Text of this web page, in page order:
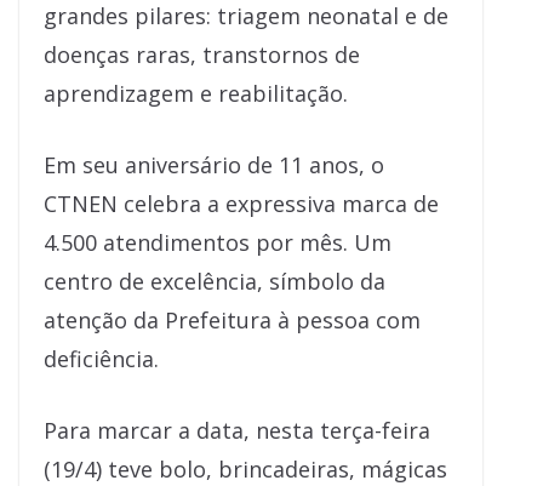
grandes pilares: triagem neonatal e de
doenças raras, transtornos de
aprendizagem e reabilitação.
Em seu aniversário de 11 anos, o
CTNEN celebra a expressiva marca de
4.500 atendimentos por mês. Um
centro de excelência, símbolo da
atenção da Prefeitura à pessoa com
deficiência.
Para marcar a data, nesta terça-feira
(19/4) teve bolo, brincadeiras, mágicas